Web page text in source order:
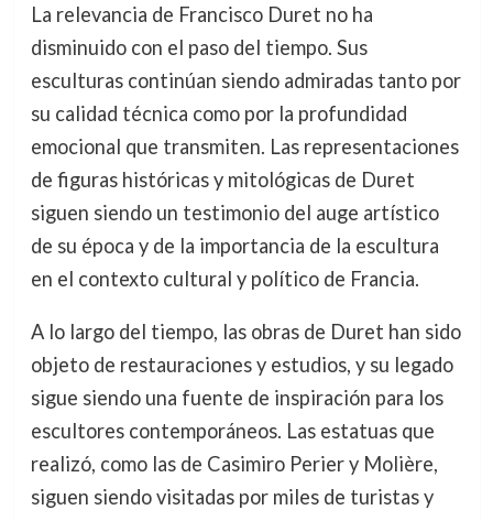
La relevancia de Francisco Duret no ha
disminuido con el paso del tiempo. Sus
esculturas continúan siendo admiradas tanto por
su calidad técnica como por la profundidad
emocional que transmiten. Las representaciones
de figuras históricas y mitológicas de Duret
siguen siendo un testimonio del auge artístico
de su época y de la importancia de la escultura
en el contexto cultural y político de Francia.
A lo largo del tiempo, las obras de Duret han sido
objeto de restauraciones y estudios, y su legado
sigue siendo una fuente de inspiración para los
escultores contemporáneos. Las estatuas que
realizó, como las de Casimiro Perier y Molière,
siguen siendo visitadas por miles de turistas y